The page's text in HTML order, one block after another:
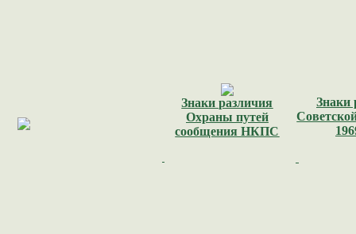
Знаки различия
Охраны путей
сообщения НКПС
Знаки